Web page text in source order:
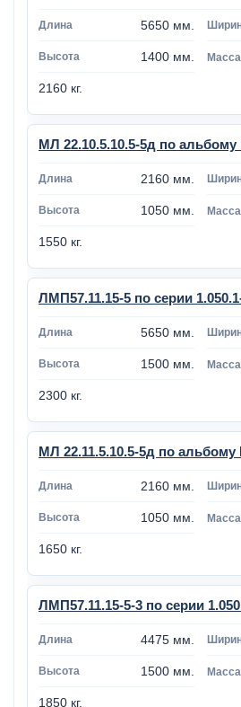
5650 мм.
1400 мм.
2160 кг.
МЛ 22.10.5.10.5-5д по альбому
2160 мм.
1050 мм.
1550 кг.
ЛМП57.11.15-5 по серии
5650 мм.
1500 мм.
2300 кг.
МЛ 22.11.5.10.5-5д по альбому
2160 мм.
1050 мм.
1650 кг.
ЛМП57.11.15-5-3 по серии
4475 мм.
1500 мм.
1850 кг.